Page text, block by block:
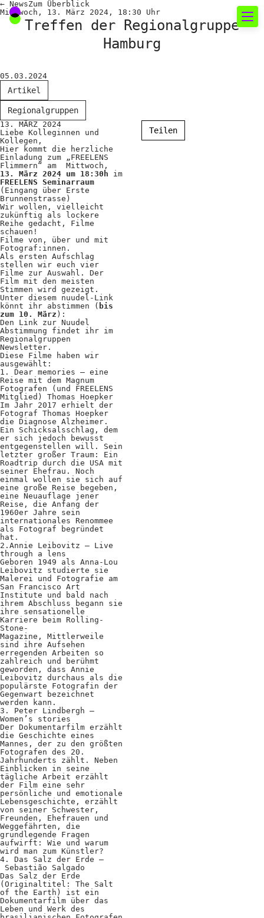
Neues rund um die
Fotografie
Das aktuelle Foto
News
Termine
FREELENS Galerie
Showcases
Fakten für Politik und
Öffentlichkeit
Positionen
Verband
Fotograf*innen
Regionalgruppen
Projekte und Publikationen
Foundation
Services für
Fotograf*innen
Mitglied werden
Presseausweis
Mein FREELENS
Kooperationen
Wissen A-Z
Login
← NewsZum Überblick
Mittwoch, 13. März 2024, 18:30 Uhr
Treffen der Regionalgruppe
Hamburg
05.03.2024
Artikel
Regionalgruppen
13. MÄRZ 2024
Liebe Kolleginnen und
Kollegen,
Hier kommt die herzliche
Einladung zum „FREELENS
Flimmern“ am Mittwoch,
13. März 2024 um 18:30h im
FREELENS Seminarraum
(Eingang über Erste
Brunnenstrasse)
Wir wollen, vielleicht
zukünftig als lockere
Reihe gedacht, Filme
schauen!
Filme von, über und mit
Fotograf:innen.
Als ersten Aufschlag
stellen wir euch vier
Filme zur Auswahl. Der
Film mit den meisten
Stimmen wird gezeigt.
Unter diesem nuudel-Link
könnt ihr abstimmen ( bis
zum 10. März ):
Den Link zur Nuudel
Abstimmung findet ihr im
Regionalgruppen
Newsletter.
Diese Filme haben wir
ausgewählt:
1. Dear memories – eine
Reise mit dem Magnum
Fotografen (und FREELENS
Mitglied) Thomas Hoepker
Im Jahr 2017 erhielt der
Fotograf Thomas Hoepker
die Diagnose Alzheimer.
Ein Schicksalsschlag, dem
er sich jedoch bewusst
entgegenstellen will. Sein
letzter großer Traum: Ein
Roadtrip durch die USA mit
seiner Ehefrau. Noch
einmal wollen sie sich auf
eine große Reise begeben,
eine Neuauflage jener
Reise, die Anfang der
1960er Jahre sein
internationales Renommee
als Fotograf begründet
hat.
2.Annie Leibovitz – Live
through a lens
Geboren 1949 als Anna-Lou
Leibovitz studierte sie
Malerei und Fotografie am
San Francisco Art
Institute und bald nach
ihrem Abschluss begann sie
ihre sensationelle
Karriere beim Rolling-
Stone-
Magazine, Mittlerweile
sind ihre Aufsehen
erregenden Arbeiten so
zahlreich und berühmt
geworden, dass Annie
Leibovitz durchaus als die
populärste Fotografin der
Gegenwart bezeichnet
werden kann.
3. Peter Lindbergh –
Women’s stories
Der Dokumentarfilm erzählt
die Geschichte eines
Mannes, der zu den größten
Fotografen des 20.
Jahrhunderts zählt. Neben
Einblicken in seine
tägliche Arbeit erzählt
der Film eine sehr
persönliche und emotionale
Lebensgeschichte, erzählt
von seiner Schwester,
Freunden, Ehefrauen und
Weggefährten, die
grundlegende Fragen
aufwirft: Wie und warum
wird man zum Künstler?
4. Das Salz der Erde –
Sebastião Salgado
Das Salz der Erde
(Originaltitel: The Salt
of the Earth) ist ein
Dokumentarfilm über das
Leben und Werk des
Teilen